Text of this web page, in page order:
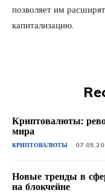
позволяет им
капитализацию.
Криптовалюты:
мира
КРИПТОВАЛЮТЫ
Новые тренды в
на блокчейне